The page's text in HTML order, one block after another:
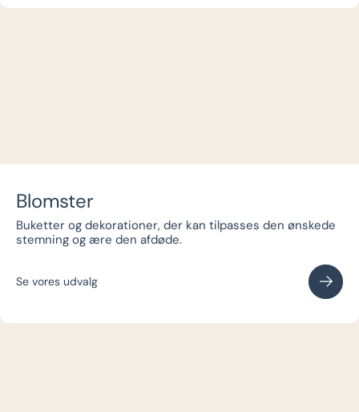
Blomster
Buketter og dekorationer, der kan tilpasses den ønskede
stemning og ære den afdøde.
Se vores udvalg